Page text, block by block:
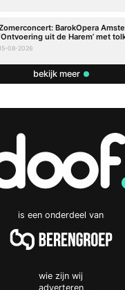
BarokOpera
uit de Harem’ met
15-08-2026
bekijk meer
is een onderdeel van
wie zijn wij
adverteren